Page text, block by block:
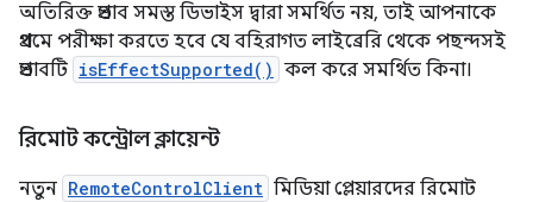
অতিরিক্ত প্রভাব সমস্ত ডিভাইস দ্বারা সমর্থিত নয়, তাই আপনাকে
প্রথমে পরীক্ষা করতে হবে যে বহিরাগত লাইব্রেরি থেকে পছন্দসই
প্রভাবটি isEffectSupported() কল করে সমর্থিত কিনা।
রিমোট কন্ট্রোল ক্লায়েন্ট
নতুন RemoteControlClient মিডিয়া প্লেয়ারদের রিমোট